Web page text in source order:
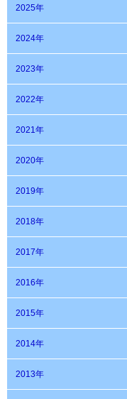
2025年
2024年
2023年
2022年
2021年
2020年
2019年
2018年
2017年
2016年
2015年
2014年
2013年